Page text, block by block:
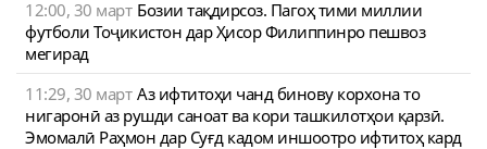
12:00, 30 март Бозии тақдирсоз. Пагоҳ тими миллии
футболи Тоҷикистон дар Ҳисор Филиппинро пешвоз
мегирад
11:29, 30 март Аз ифтитоҳи чанд бинову корхона то
нигаронӣ аз рушди саноат ва кори ташкилотҳои қарзӣ.
Эмомалӣ Раҳмон дар Суғд кадом иншоотро ифтитоҳ кард